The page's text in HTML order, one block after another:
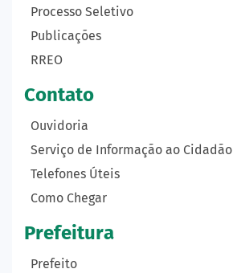
Processo Seletivo
Publicações
RREO
Contato
Ouvidoria
Serviço de Informação ao Cidadão
Telefones Úteis
Como Chegar
Prefeitura
Prefeito